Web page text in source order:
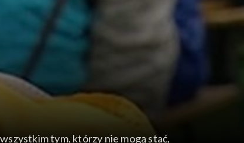
tym, którzy nie mogą stać,